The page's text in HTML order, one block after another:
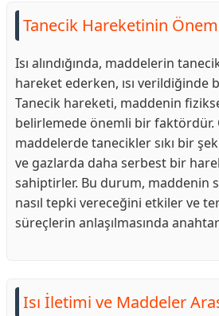
Tanecik Hareketinin
Isı alındığında, maddelerin
hareket ederken, ısı verildiğinde
Tanecik hareketi, maddenin
belirlemede önemli bir faktördür.
maddelerde tanecikler sıkı bir
ve gazlarda daha serbest bir
sahiptirler. Bu durum, maddenin
nasıl tepki vereceğini etkiler ve
süreçlerin anlaşılmasında
Isı İletimi ve Maddeler